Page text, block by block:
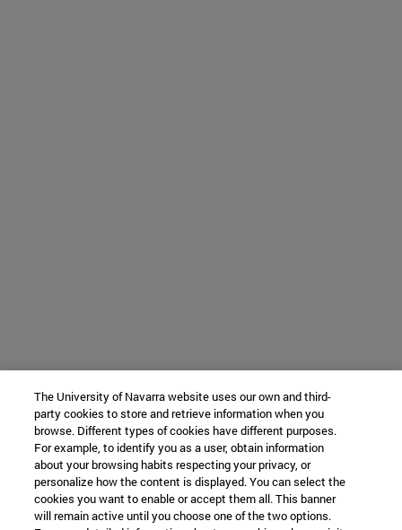
The University of Navarra website uses our own and third-
party cookies to store and retrieve information when you
browse. Different types of cookies have different purposes.
For example, to identify you as a user, obtain information
about your browsing habits respecting your privacy, or
personalize how the content is displayed. You can select the
cookies you want to enable or accept them all. This banner
will remain active until you choose one of the two options.